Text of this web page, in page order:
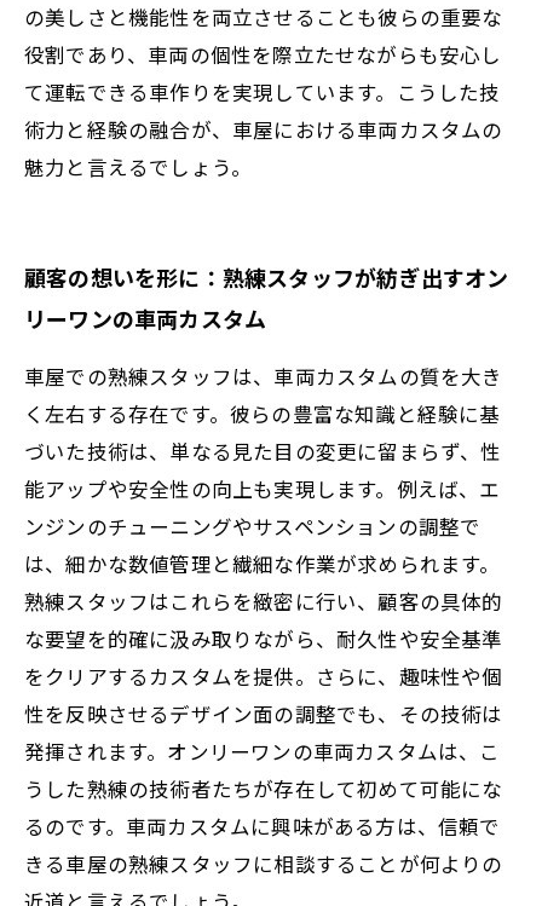
の美しさと機能性を両立させることも彼らの重要な
役割であり、車両の個性を際立たせながらも安心し
て運転できる車作りを実現しています。こうした技
術力と経験の融合が、車屋における車両カスタムの
魅力と言えるでしょう。
顧客の想いを形に：熟練スタッフが紡ぎ出すオン
リーワンの車両カスタム
車屋での熟練スタッフは、車両カスタムの質を大き
く左右する存在です。彼らの豊富な知識と経験に基
づいた技術は、単なる見た目の変更に留まらず、性
能アップや安全性の向上も実現します。例えば、エ
ンジンのチューニングやサスペンションの調整で
は、細かな数値管理と繊細な作業が求められます。
熟練スタッフはこれらを緻密に行い、顧客の具体的
な要望を的確に汲み取りながら、耐久性や安全基準
をクリアするカスタムを提供。さらに、趣味性や個
性を反映させるデザイン面の調整でも、その技術は
発揮されます。オンリーワンの車両カスタムは、こ
うした熟練の技術者たちが存在して初めて可能にな
るのです。車両カスタムに興味がある方は、信頼で
きる車屋の熟練スタッフに相談することが何よりの